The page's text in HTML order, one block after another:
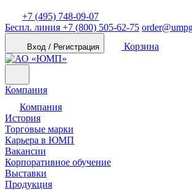
+7 (495) 748-09-07
Беспл. линия +7 (800) 505-62-75
Вход / Регистрация Корзина
Компания
Компания
История
Торговые марки
Карьера в ЮМП
Вакансии
Корпоративное обучение
Выставки
Продукция